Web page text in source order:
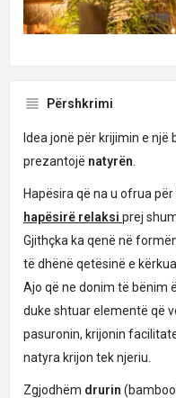
Përshkrimi
Idea jonë për krijimin e
prezantojë natyrën
Hapësira që na u ofrua
hapësirë relaksi prej
Gjithçka ka qenë në
të dhënë qetësinë e
Ajo që ne donim të bënim
duke shtuar elementë që
pasuronin, krijonin
natyra krijon tek njeriu.
Zgjodhëm drurin